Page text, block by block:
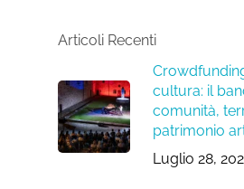
Articoli Recenti
cultura: il
comunità,
patrimonio
Luglio 28,